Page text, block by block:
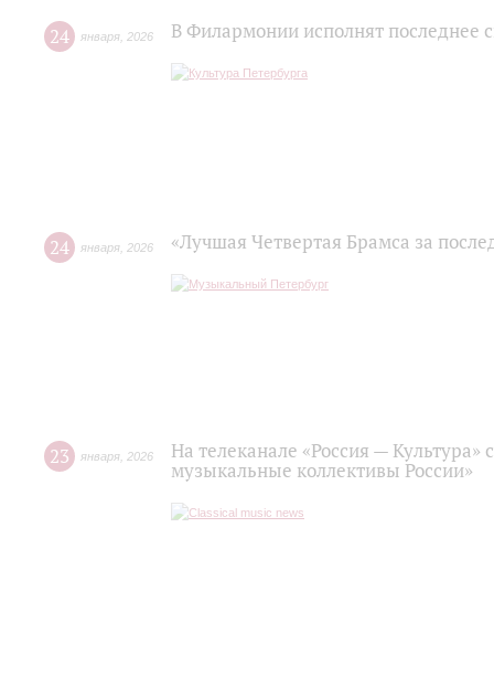
24 января 2026 В Филармонии исполнят последнее
24 января 2026 «Лучшая Четвертая Брамса за
23 января 2026
На телеканале «Россия — Культура»
музыкальные коллективы России»